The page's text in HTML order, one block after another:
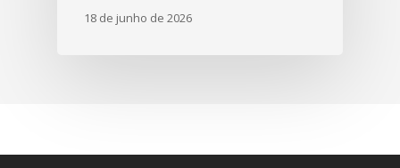
18 de junho de 2026